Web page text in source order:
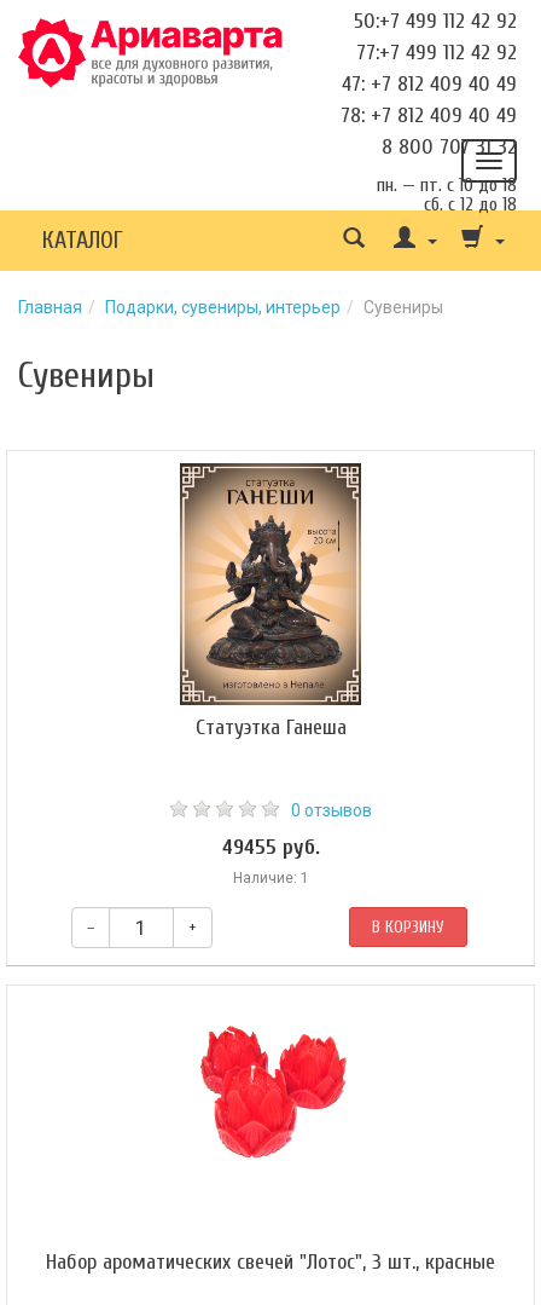
50:+7 499 112 42 92
77:+7 499 112 42 92
47: +7 812 409 40 49
78: +7 812 409 40 49
8 800 707 31 32
пн. — пт. с 10 до 18
сб. с 12 до 18
КАТАЛОГ
Главная Подарки, сувениры, интерьер Сувениры
Сувениры
Статуэтка Ганеша
0 отзывов
49455 руб.
Наличие: 1
– + В КОРЗИНУ
Набор ароматических свечей "Лотос", 3 шт., красные